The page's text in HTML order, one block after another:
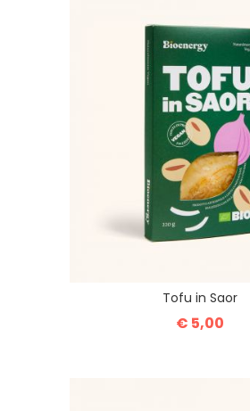
Tofu in Saor
€ 5,00